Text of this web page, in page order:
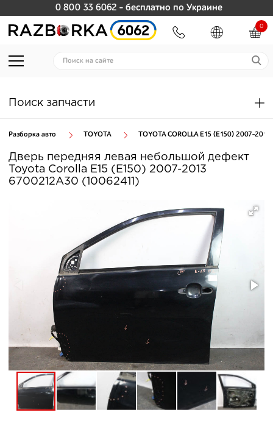
0 800 33 6062 - бесплатно по Украине
0
Поиск запчасти
Разборка авто TOYOTA TOYOTA COROLLA E15 (E150) 2007-2013
Дверь передняя левая небольшой дефект
Toyota Corolla E15 (E150) 2007-2013
6700212A30 (10062411)